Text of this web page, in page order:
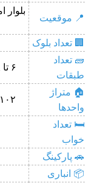
📍 موقعیت
🏢 تعداد بلوک
🧱 تعداد
طبقات
۶ تا ۸ طبقه مسکونی
🏠 متراژ
واحدها
۱۰۲ تا ۱۰۵ متر مربع
🛏️ تعداد
خواب
🚗 پارکینگ
📦 انباری